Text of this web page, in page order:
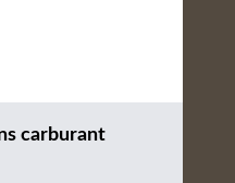
carburant